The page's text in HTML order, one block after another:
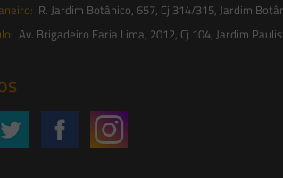
R. Jardim Botânico, 657, Cj 314/315, Jardim
Av. Brigadeiro Faria Lima, 2012, Cj 104, Jardim